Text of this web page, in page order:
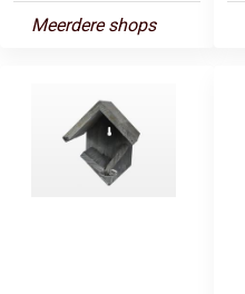
Meerdere shops